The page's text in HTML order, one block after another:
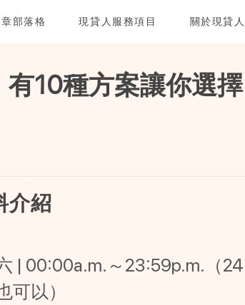
部落格 現貸人服務項目 關於現貸人
10種方案讓你選擇
介紹
| 00:00a.m.～23:59p.m.（
可以）